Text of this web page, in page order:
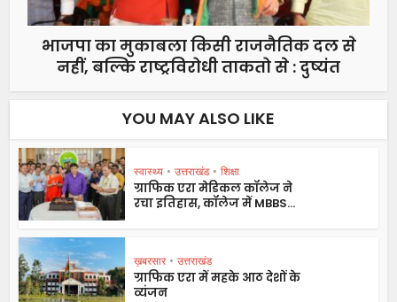
भाजपा का मुकाबला किसी राजनैतिक दल से
नहीं, बल्कि राष्ट्रविरोधी ताकतो से : दुष्यंत
YOU MAY ALSO LIKE
स्वास्थ्य • उत्तराखंड • शिक्षा
ग्राफिक एरा मेडिकल कॉलेज ने
रचा इतिहास, कॉलेज में MBBS...
ख़बरसार • उत्तराखंड
ग्राफिक एरा में महके आठ देशों के
व्यंजन